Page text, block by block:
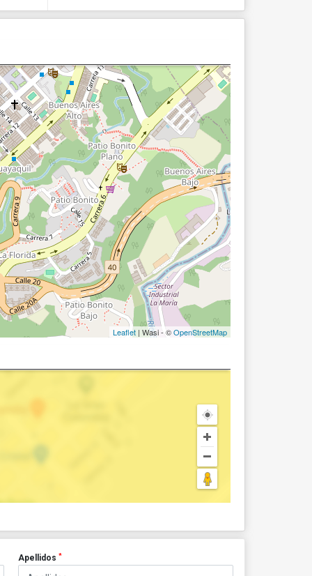
Leaflet | Wasi - ©OpenStreetMap
Apellidos *